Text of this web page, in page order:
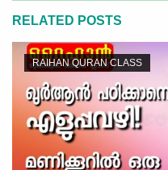
RELATED POSTS
RAIHAN QURAN CLASS